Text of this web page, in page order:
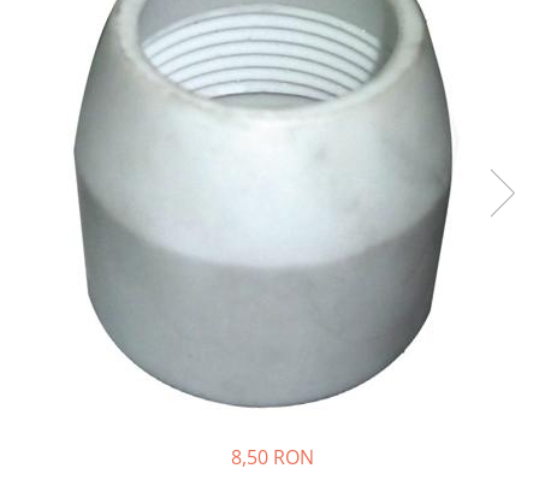
Consumabile, accesorii laser
Pistolete sudura MIG/MAG
Pistolete sudura TIG/WIG
Aparate de taiere cu plasma
Incalzitoare, sobe cu ulei ars
Piese incalzitoare cu ulei ars MTM
Compresoare
Aparate de sudura industriale
Aparate de sudura laser
Aparate de tras tabla-tinichigerie
Aparate multifunctionale
8,50 RON